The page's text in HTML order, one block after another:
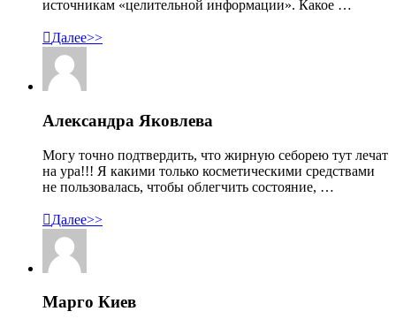
источникам «целительной информации». Какое …
Далее>>
Александра Яковлева
Могу точно подтвердить, что жирную себорею тут лечат
на ура!!! Я какими только косметическими средствами
не пользовалась, чтобы облегчить состояние, …
Далее>>
Марго Киев